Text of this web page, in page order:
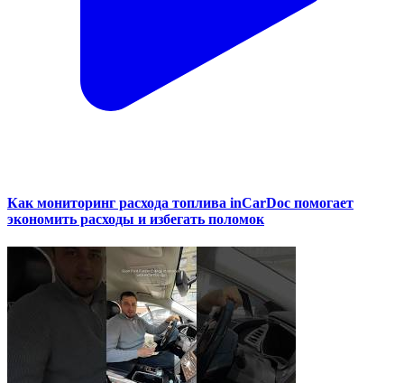
Как мониторинг расхода топлива inCarDoc помогает
экономить расходы и избегать поломок